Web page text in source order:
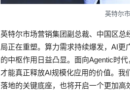
英特尔
英特尔市场营销集团副总裁、中国区总
局正在重塑。算力需求持续爆发，AI
的中枢作用日益凸显。面向Agentic时
才能真正释放AI规模化应用的价值。
落地的关键底座，也将开启一个更加高